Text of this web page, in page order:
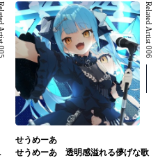
005 Related Artist 006
せうめーあ
せうめーあ 透明感溢れる儚げな歌